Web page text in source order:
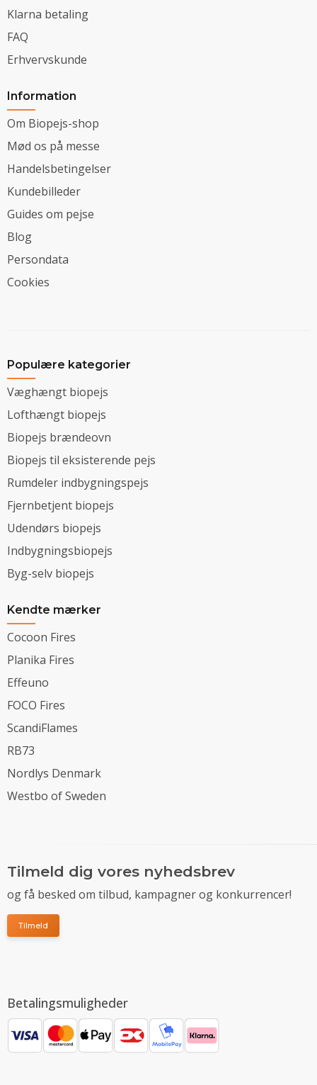
Klarna betaling
FAQ
Erhvervskunde
Information
Om Biopejs-shop
Mød os på messe
Handelsbetingelser
Kundebilleder
Guides om pejse
Blog
Persondata
Cookies
Populære kategorier
Væghængt biopejs
Lofthængt biopejs
Biopejs brændeovn
Biopejs til eksisterende pejs
Rumdeler indbygningspejs
Fjernbetjent biopejs
Udendørs biopejs
Indbygningsbiopejs
Byg-selv biopejs
Kendte mærker
Cocoon Fires
Planika Fires
Effeuno
FOCO Fires
ScandiFlames
RB73
Nordlys Denmark
Westbo of Sweden
Tilmeld dig vores nyhedsbrev
og få besked om tilbud, kampagner og konkurrencer!
Tilmeld
Betalingsmuligheder